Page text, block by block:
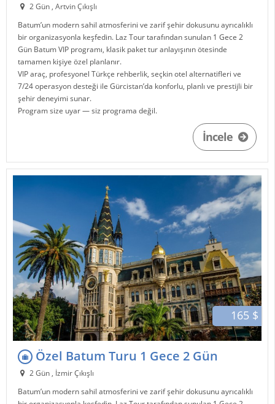
2 Gün , Artvin Çıkışlı
Batum’un modern sahil atmosferini ve zarif şehir dokusunu ayrıcalıklı
bir organizasyonla keşfedin. Laz Tourtarafından sunulan 1 Gece 2
Gün Batum VIP programı, klasik paket tur anlayışının ötesinde
tamamen kişiye özel planlanır.
VIP araç, profesyonel Türkçe rehberlik, seçkin otel alternatifleri ve
7/24 operasyon desteği ileGürcistan’da konforlu, planlı ve prestijli bir
şehir deneyimi sunar.
Program size uyar — siz programa değil.
İncele
165 $
Özel Batum Turu 1 Gece 2 Gün
2 Gün , İzmir Çıkışlı
Batum’un modern sahil atmosferini ve zarif şehir dokusunu ayrıcalıklı